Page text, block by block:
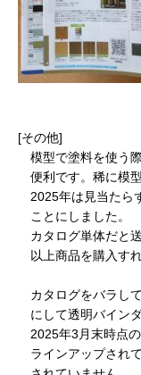
[その他]
模型で塗料を使う
便利です。稀に模
2025年は見当たら
ことにしました。
カタログ単体だと
以上商品を購入すれ
カタログをバラし
にして透明バイン
2025年3月末時点
ラインアップされ